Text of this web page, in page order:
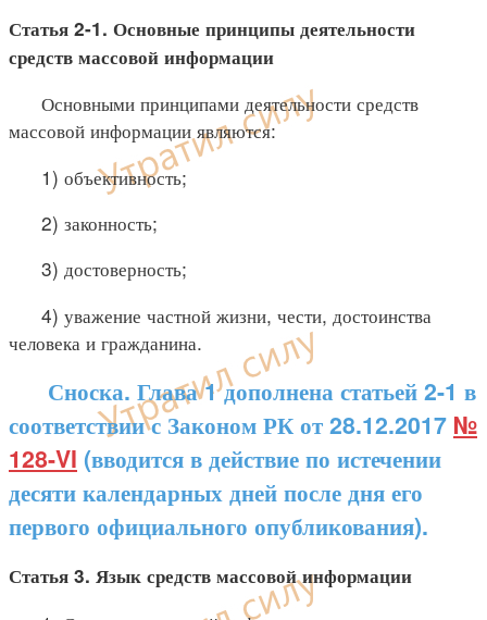
Статья 2-1. Основные принципы деятельности
средств массовой информации
Основными принципами деятельности средств
массовой информации являются:
1) объективность;
2) законность;
3) достоверность;
4) уважение частной жизни, чести, достоинства
человека и гражданина.
Сноска. Глава 1 дополнена статьей 2-1 в
соответствии с Законом РК от 28.12.2017 №
128-VI (вводится в действие по истечении
десяти календарных дней после дня его
первого официального опубликования).
Статья 3. Язык средств массовой информации